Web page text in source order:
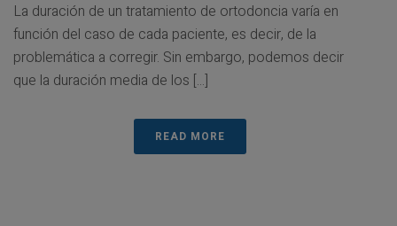
La duración de un tratamiento de ortodoncia varía en
función del caso de cada paciente, es decir, de la
problemática a corregir. Sin embargo, podemos decir
que la duración media de los [...]
READ MORE